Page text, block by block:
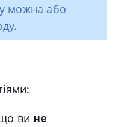
можна або
ви не